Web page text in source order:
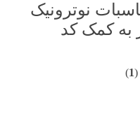
نوترونیک
به کمک کد
1
)